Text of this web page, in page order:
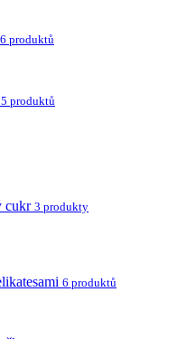
6 produktů
5 produktů
cukr 3 produkty
6 produktů